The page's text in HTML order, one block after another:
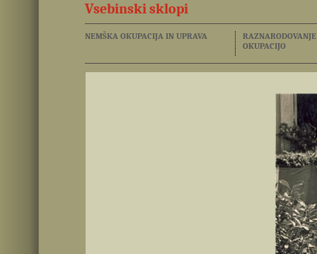
Vsebinski sklopi
NEMŠKA OKUPACIJA IN UPRAVA
OKUPACIJO